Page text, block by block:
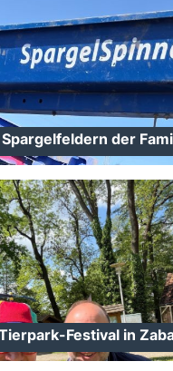
der
Festival in